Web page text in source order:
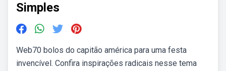
Simples
Web70 bolos do capitão américa para uma festa
invencível. Confira inspirações radicais nesse tema